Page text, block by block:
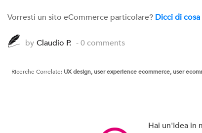
Vorresti un sito eCommerce particolare? Dicci di
by Claudio P. - 0 comments
Ricerche Correlate: UX design, user experience ecommerce, user
Hai un'Idea in